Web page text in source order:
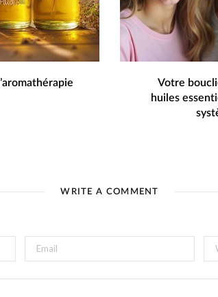
Votre
huiles
WRITE A COMMENT